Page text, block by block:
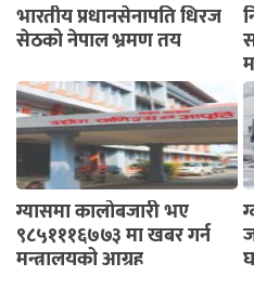
भारतीय प्रधानसेनापति धिरज
सेठको नेपाल भ्रमण तय
ग्यासमा कालोबजारी भए
९८५१११६७७३ मा खबर गर्न
मन्त्रालयको आग्रह